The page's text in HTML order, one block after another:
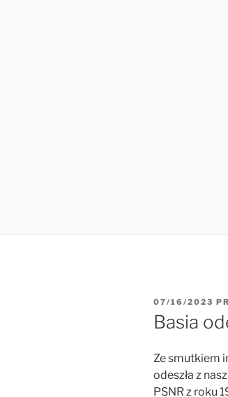
07/16/2023
Basia
Ze smutkiem
odeszła z
PSNR z roku